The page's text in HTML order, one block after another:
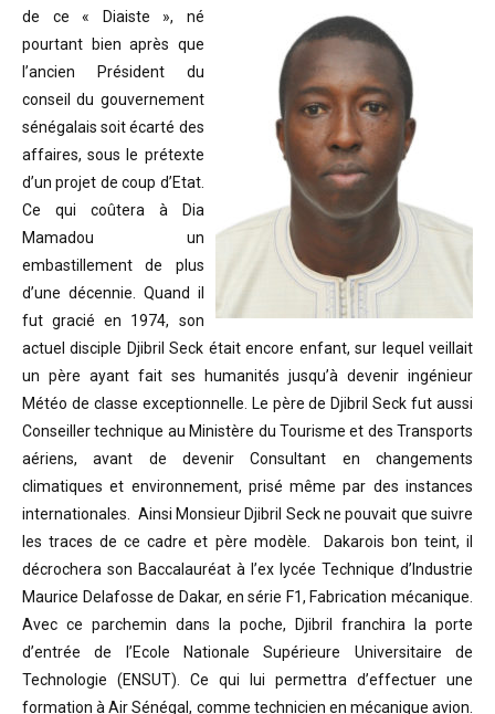
de ce « Diaiste », né
pourtant bien après que
l’ancien Président du
conseil du gouvernement
sénégalais soit écarté des
affaires, sous le prétexte
d’un projet de coup d’Etat.
Ce qui coûtera à Dia
Mamadou un
embastillement de plus
d’une décennie. Quand il
fut gracié en 1974, son
actuel disciple Djibril Seck était encore enfant, sur lequel veillait
un père ayant fait ses humanités jusqu’à devenir ingénieur
Météo de classe exceptionnelle. Le père de Djibril Seck fut aussi
Conseiller technique au Ministère du Tourisme et des Transports
aériens, avant de devenir Consultant en changements
climatiques et environnement, prisé même par des instances
internationales. Ainsi Monsieur Djibril Seck ne pouvait que suivre
les traces de ce cadre et père modèle. Dakarois bon teint, il
décrochera son Baccalauréat à l’ex lycée Technique d’Industrie
Maurice Delafosse de Dakar, en série F1, Fabrication mécanique.
Avec ce parchemin dans la poche, Djibril franchira la porte
d’entrée de l’Ecole Nationale Supérieure Universitaire de
Technologie (ENSUT). Ce qui lui permettra d’effectuer une
formation à Air Sénégal, comme technicien en mécanique avion.